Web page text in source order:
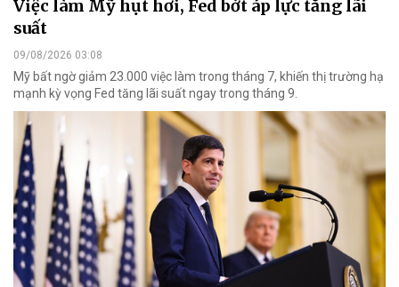
Việc làm Mỹ hụt hơi, Fed bớt áp lực tăng lãi
suất
09/08/2026 03:08
Mỹ bất ngờ giảm 23.000 việc làm trong tháng 7, khiến thị trường hạ
mạnh kỳ vọng Fed tăng lãi suất ngay trong tháng 9.